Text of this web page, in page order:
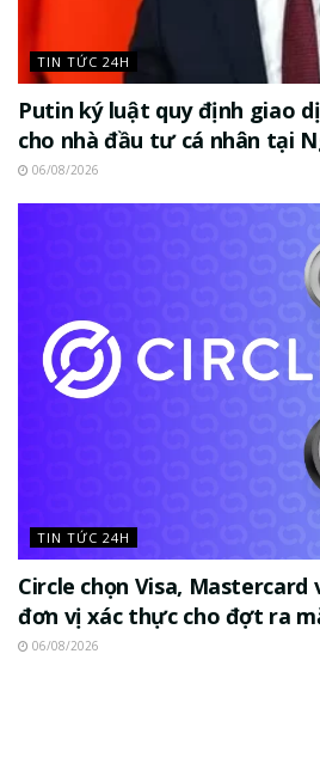
TIN TỨC 24H
Putin ký luật quy định giao
cho nhà đầu tư cá nhân tại
06/08/2026
TIN TỨC 24H
Circle chọn Visa, Mastercard
đơn vị xác thực cho đợt ra
06/08/2026